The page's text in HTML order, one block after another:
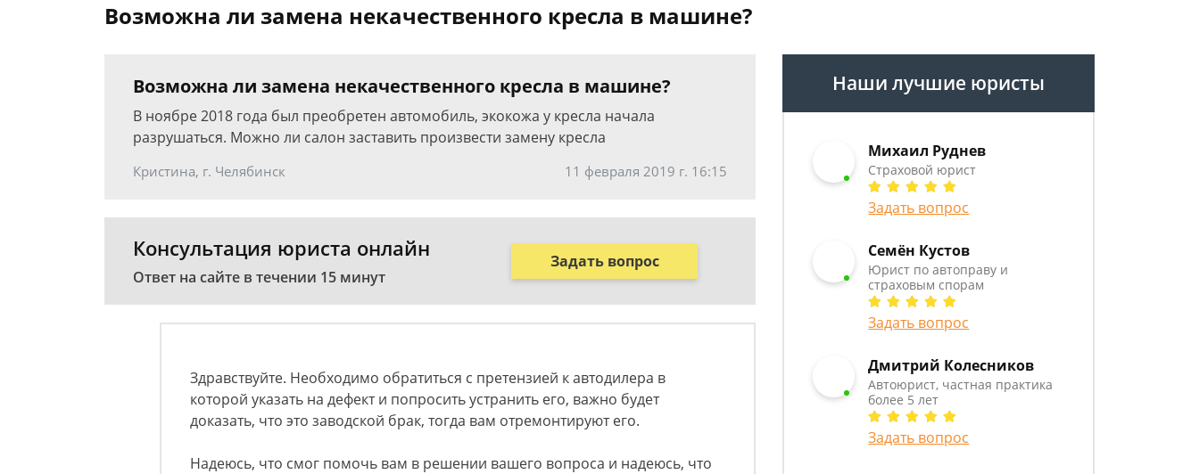
Возможна ли замена некачественного кресла в машине?
Возможна ли замена некачественного кресла в машине?
В ноябре 2018 года был преобретен автомобиль, экокожа у кресла начала
разрушаться. Можно ли салон заставить произвести замену кресла
Кристина, г. Челябинск 11 февраля 2019 г. 16:15
Консультация юриста онлайн
Ответ на сайте в течении 15 минут
Задать вопрос
Здравствуйте. Необходимо обратиться с претензией к автодилера в
которой указать на дефект и попросить устранить его, важно будет
доказать, что это заводской брак, тогда вам отремонтируют его.
Надеюсь, что смог помочь вам в решении вашего вопроса и надеюсь, что
Наши лучшие юристы
Михаил Руднев
Страховой юрист
Задать вопрос
Семён Кустов
Юрист по автоправу и
страховым спорам
Задать вопрос
Дмитрий Колесников
Автоюрист, частная практика
более 5 лет
Задать вопрос